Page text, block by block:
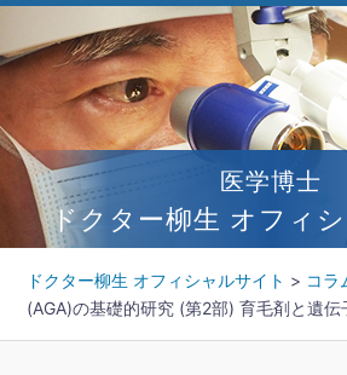
コ
テ
ツ
へ
医学博士
ドクター柳生 オフィ
ドクター柳生 オフィシャルサイト > コラ
(AGA)の基礎的研究 (第2部) 育毛剤と遺伝